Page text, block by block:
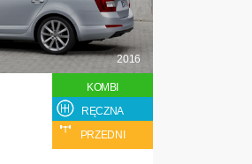
2016
KOMBI
RĘCZNA
PRZEDNI